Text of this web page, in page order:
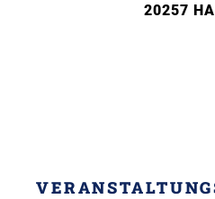
20257